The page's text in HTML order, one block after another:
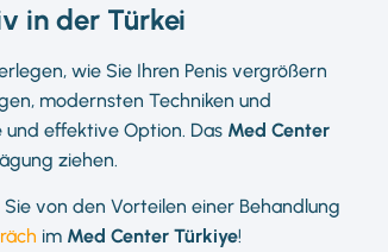
in der Türkei
wie Sie Ihren Penis vergrößern
modernsten Techniken und
und effektive Option. Das Med Center
ziehen.
von den Vorteilen einer Behandlung
im Med Center Türkiye!